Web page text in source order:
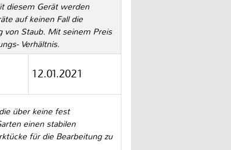
diesem Gerät werden
auf keinen Fall die
von Staub. Mit seinem Preis
Verhältnis.
12.01.2021
über keine fest
einen stabilen
für die Bearbeitung zu